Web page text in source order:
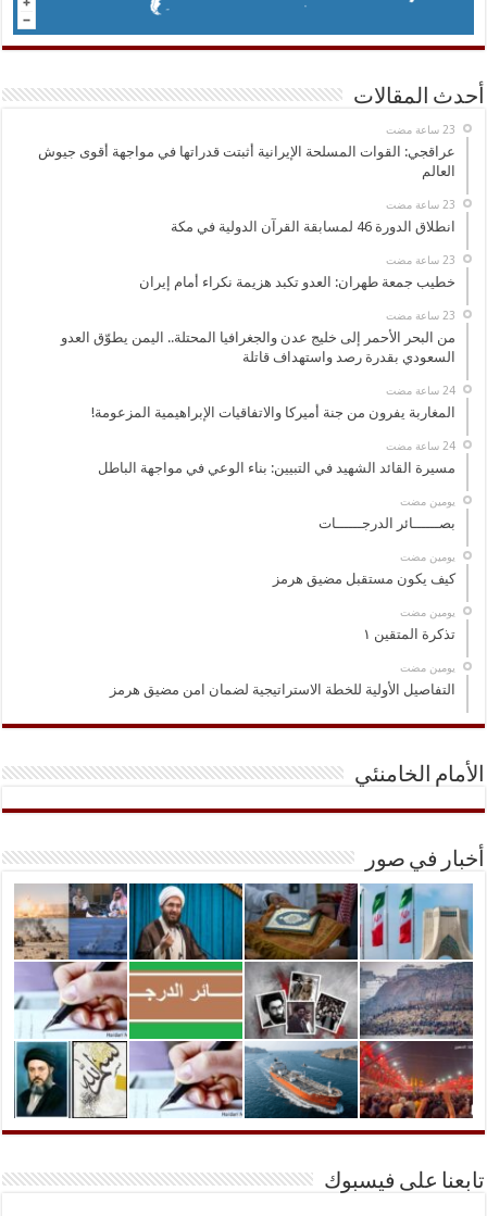
أحدث المقالات
عراقجي: القوات المسلحة الإيرانية أثبتت قدراتها في مواجهة أقوى جيوش
العالم
انطلاق الدورة 46 لمسابقة القرآن الدولية في مكة
خطيب جمعة طهران: العدو تكبد هزيمة نكراء أمام إيران
من البحر الأحمر إلى خليج عدن والجغرافيا المحتلة.. اليمن يطوّق العدو
السعودي بقدرة رصد واستهداف قاتلة
‏24 ساعة مضت
المغاربة يفرون من جنة أميركا والاتفاقيات الإبراهيمية المزعومة!
‏24 ساعة مضت
مسيرة القائد الشهيد في التبيين: بناء الوعي في مواجهة الباطل
‏يومين مضت
بصــــــائر الدرجــــــات
‏يومين مضت
كيف يكون مستقبل مضيق هرمز
‏يومين مضت
تذكرة المتقين ١
‏يومين مضت
التفاصيل الأولية للخطة الاستراتيجية لضمان امن مضيق هرمز
الأمام الخامنئي
أخبار في صور
تابعنا على فيسبوك